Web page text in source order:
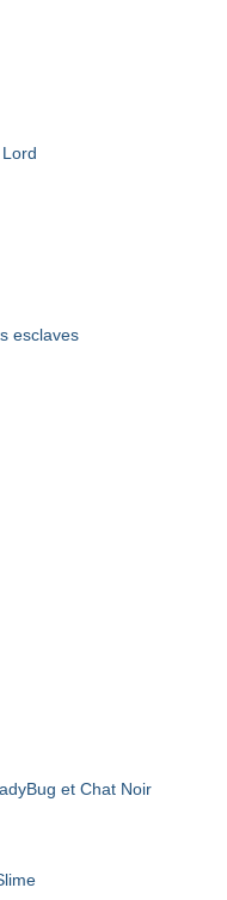
esclaves
et Chat Noir